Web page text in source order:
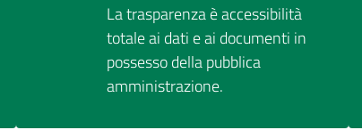
La trasparenza è accessibilità
totale ai dati e ai documenti in
possesso della pubblica
amministrazione.